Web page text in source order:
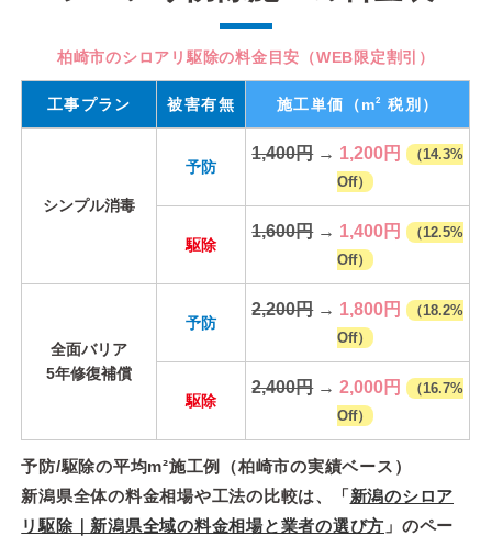
柏崎市のシロアリ駆除の料金目安（WEB限定割引）
工事プラン 被害有無 施工単価 （m2 税別）
シンプル消毒
予防
1,400円→ 1,200円
（14.3%
Off）
駆除
1,600円→ 1,400円
（12.5%
Off）
全面バリア
5年修復補償
予防
2,200円→ 1,800円
（18.2%
Off）
駆除
2,400円→2,000円
（16.7%
Off）
予防/駆除の平均m²施工例（柏崎市の実績ベース）
新潟県全体の料金相場や工法の比較は、「新潟のシロア
リ駆除｜新潟県全域の料金相場と業者の選び方 」のペー